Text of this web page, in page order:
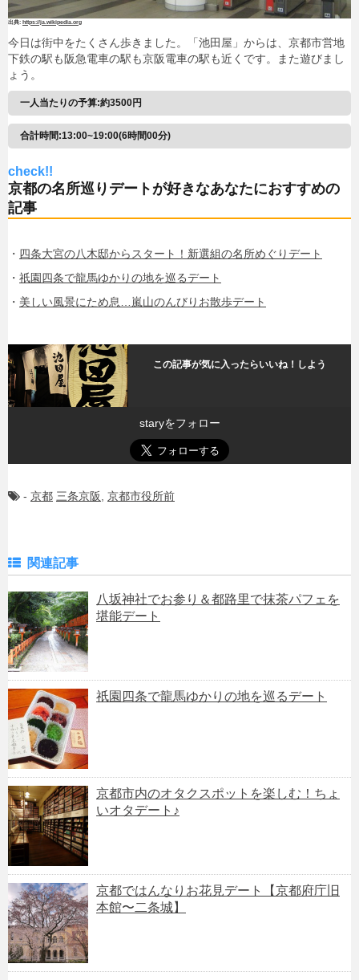
https://ja.wikipedia.org
今日は街中をたくさん歩きました。「池田屋」からは、京都市営地
下鉄の駅も阪急電車の駅も京阪電車の駅も近くです。また遊びまし
ょう。
一人当たりの予算:約3500円
合計時間:13:00~19:00(6時間00分)
check!!
京都の名所巡りデートが好きなあなたにおすすめの
記事
・ 四条大宮の八木邸からスタート！新選組の名所めぐりデート
・ 祇園四条で龍馬ゆかりの地を巡るデート
・ 美しい風景にため息…嵐山のんびりお散歩デート
この記事が気に入ったらいいね！しよう
staryをフォロー
- 京都 三条京阪, 京都市役所前
関連記事
八坂神社でお参り＆都路里で抹茶パフェを
堪能デート
祇園四条で龍馬ゆかりの地を巡るデート
京都市内のオタクスポットを楽しむ！ちょ
いオタデート♪
京都ではんなりお花見デート【京都府庁旧
本館〜二条城】